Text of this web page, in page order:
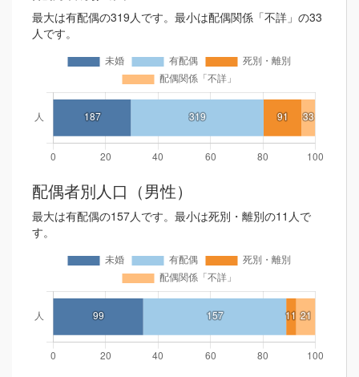
最大は有配偶の319人です。最小は配偶関係「不詳」の33
人です。
配偶者別人口（男性）
最大は有配偶の157人です。最小は死別・離別の11人で
す。